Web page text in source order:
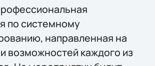
по системному
направленная на
возможностей каждого из